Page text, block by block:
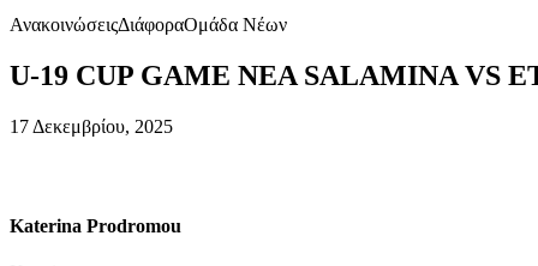
ΑνακοινώσειςΔιάφοραΟμάδα Νέων
U-19 CUP GAME NEA SALAMINA VS
17 Δεκεμβρίου, 2025
Katerina Prodromou